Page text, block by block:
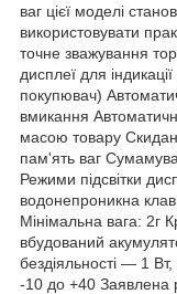
ваг цієї моделі
використовувати
точне зважування
дисплеї для
покупювач)
вмикання
масою товару
пам'ять ваг
Режими підсвітки
водонепроникна
Мінімальна вага: 2г
вбудований
бездіяльності — 1
-10 до +40 Заявлена